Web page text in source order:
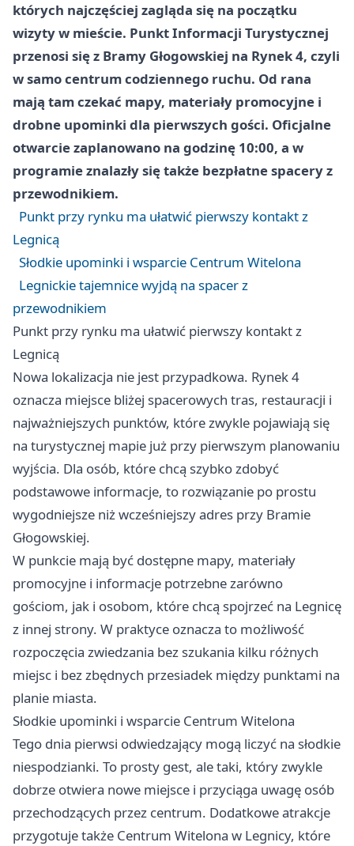
których najczęściej zagląda się na początku
wizyty w mieście. Punkt Informacji Turystycznej
przenosi się z Bramy Głogowskiej na Rynek 4, czyli
w samo centrum codziennego ruchu. Od rana
mają tam czekać mapy, materiały promocyjne i
drobne upominki dla pierwszych gości. Oficjalne
otwarcie zaplanowano na godzinę 10:00, a w
programie znalazły się także bezpłatne spacery z
przewodnikiem.
Punkt przy rynku ma ułatwić pierwszy kontakt z
Legnicą
Słodkie upominki i wsparcie Centrum Witelona
Legnickie tajemnice wyjdą na spacer z
przewodnikiem
Punkt przy rynku ma ułatwić pierwszy kontakt z
Legnicą
Nowa lokalizacja nie jest przypadkowa. Rynek 4
oznacza miejsce bliżej spacerowych tras, restauracji i
najważniejszych punktów, które zwykle pojawiają się
na turystycznej mapie już przy pierwszym planowaniu
wyjścia. Dla osób, które chcą szybko zdobyć
podstawowe informacje, to rozwiązanie po prostu
wygodniejsze niż wcześniejszy adres przy Bramie
Głogowskiej.
W punkcie mają być dostępne mapy, materiały
promocyjne i informacje potrzebne zarówno
gościom, jak i osobom, które chcą spojrzeć na Legnicę
z innej strony. W praktyce oznacza to możliwość
rozpoczęcia zwiedzania bez szukania kilku różnych
miejsc i bez zbędnych przesiadek między punktami na
planie miasta.
Słodkie upominki i wsparcie Centrum Witelona
Tego dnia pierwsi odwiedzający mogą liczyć na słodkie
niespodzianki. To prosty gest, ale taki, który zwykle
dobrze otwiera nowe miejsce i przyciąga uwagę osób
przechodzących przez centrum. Dodatkowe atrakcje
przygotuje także Centrum Witelona w Legnicy, które